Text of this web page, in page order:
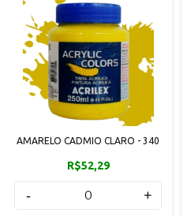
AMARELO CADMIO CLARO - 340
R$52,29
- +